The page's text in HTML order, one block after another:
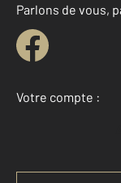
Parlons de vous,
Votre compte :